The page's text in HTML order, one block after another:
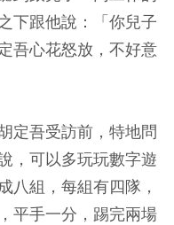
下跟他說：「你兒子
吾心花怒放，不好意
定吾受訪前，特地問
，可以多玩玩數字遊
八組，每組有四隊，
平手一分，踢完兩場